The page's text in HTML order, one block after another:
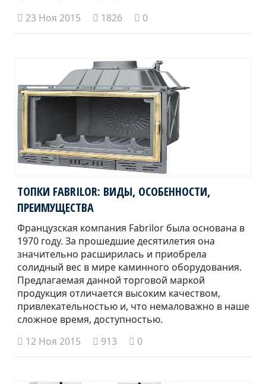
23 Ноя 2015
1826 0
ТОПКИ FABRILOR: ВИДЫ, ОСОБЕННОСТИ,
ПРЕИМУЩЕСТВА
Французская компания Fabrilor была основана в
1970 году. За прошедшие десятилетия она
значительно расширилась и приобрела
солидный вес в мире каминного оборудования.
Предлагаемая данной торговой маркой
продукция отличается высоким качеством,
привлекательностью и, что немаловажно в наше
сложное время, доступностью.
12 Ноя 2015
913 0